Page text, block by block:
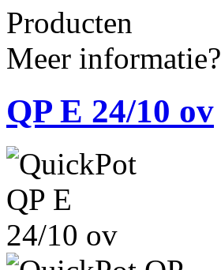
Producten
Meer informatie?
QP E 24/10 ov